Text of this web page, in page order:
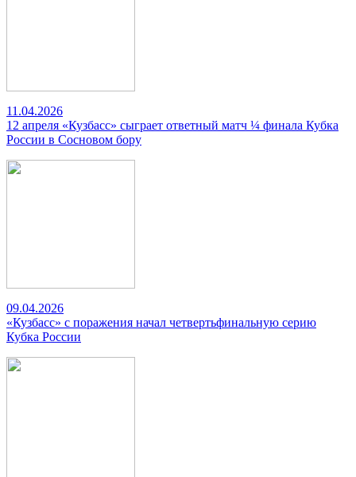
11.04.2026
12 апреля «Кузбасс» сыграет ответный матч ¼ финала Кубка
России в Сосновом бору
09.04.2026
«Кузбасс» с поражения начал четвертьфинальную серию
Кубка России